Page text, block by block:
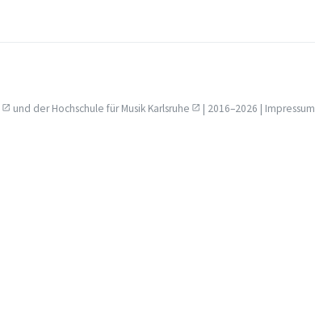
und derHochschule für Musik Karlsruhe | 2016–2026 | Impressum